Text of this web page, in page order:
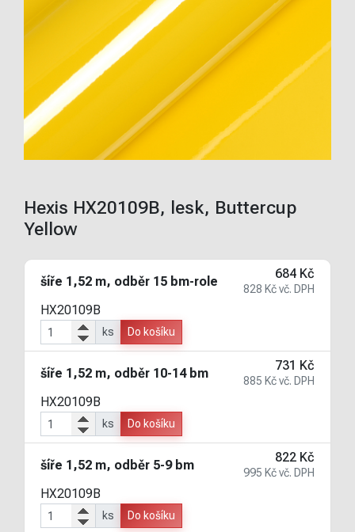
Hexis HX20109B, lesk, Buttercup
Yellow
šíře 1,52 m, odběr 15 bm-role
684 Kč
828 Kč vč. DPH
HX20109B
ks Do košíku
šíře 1,52 m, odběr 10-14 bm
731 Kč
885 Kč vč. DPH
HX20109B
ks Do košíku
šíře 1,52 m, odběr 5-9 bm
822 Kč
995 Kč vč. DPH
HX20109B
ks Do košíku